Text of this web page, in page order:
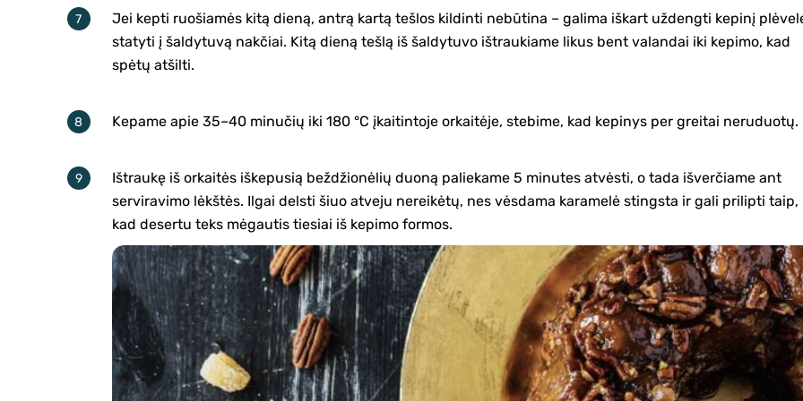
Jei kepti ruošiamės kitą dieną, antrą kartą tešlos kildinti nebūtina – galima iškart uždengti kepinį
statyti į šaldytuvą nakčiai. Kitą dieną tešlą iš šaldytuvo ištraukiame likus bent valandai iki kepimo, kad
spėtų atšilti.
Kepame apie 35–40 minučių iki 180 °C įkaitintoje orkaitėje, stebime, kad kepinys per greitai neruduotų.
Ištraukę iš orkaitės iškepusią beždžionėlių duoną paliekame 5 minutes atvėsti, o tada išverčiame ant
serviravimo lėkštės. Ilgai delsti šiuo atveju nereikėtų, nes vėsdama karamelė stingsta ir gali prilipti taip,
kad desertu teks mėgautis tiesiai iš kepimo formos.